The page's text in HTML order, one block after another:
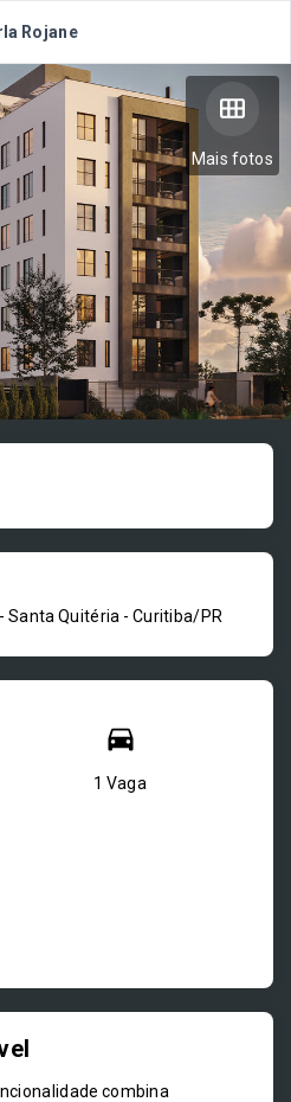
Rojane
Mais fotos
Santa Quitéria - Curitiba/PR
1 Vaga
combina